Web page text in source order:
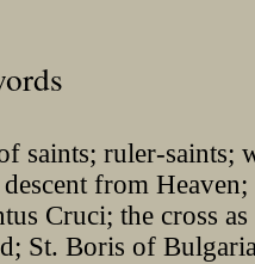
saints; ruler-saints;
descent from
Cruci; the cross
St. Boris of